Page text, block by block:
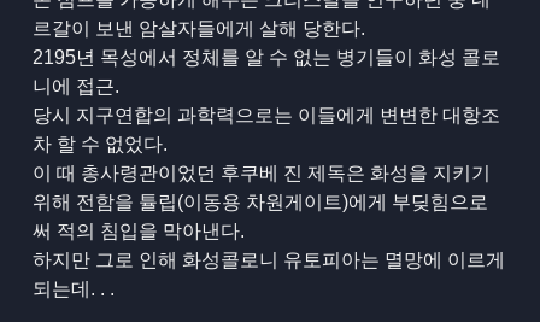
르갈이 보낸 암살자들에게 살해 당한다.
2195년 목성에서 정체를 알 수 없는 병기들이 화성 콜로
니에 접근.
당시 지구연합의 과학력으로는 이들에게 변변한 대항조
차 할 수 없었다.
이 때 총사령관이었던 후쿠베 진 제독은 화성을 지키기
위해 전함을 튤립(이동용 차원게이트)에게 부딪힘으로
써 적의 침입을 막아낸다.
하지만 그로 인해 화성콜로니 유토피아는 멸망에 이르게
되는데. . .